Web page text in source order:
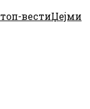
топ-вестиЏејми